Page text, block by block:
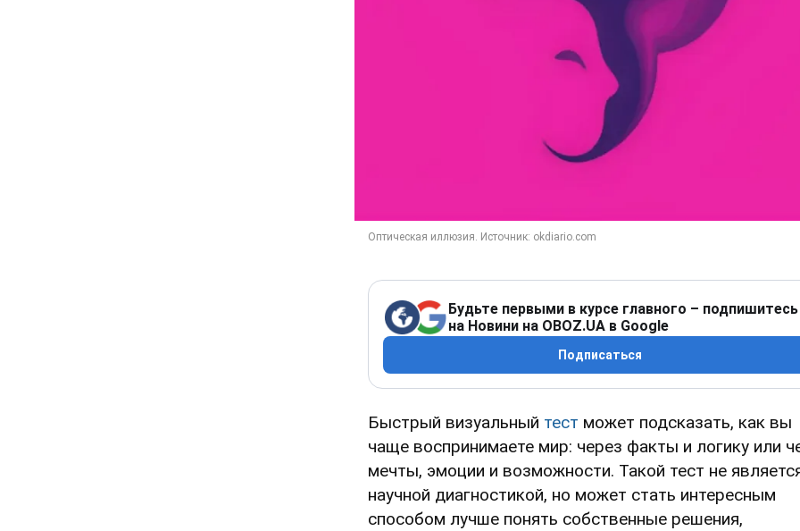
Будьте первыми в курсе главного – подпишитесь
на Новини на OBOZ.UA в Google
Подписаться
Быстрый визуальный тест может подсказать, как вы
чаще воспринимаете мир: через факты и логику или
мечты, эмоции и возможности. Такой тест не
научной диагностикой, но может стать интересным
способом лучше понять собственные решения,